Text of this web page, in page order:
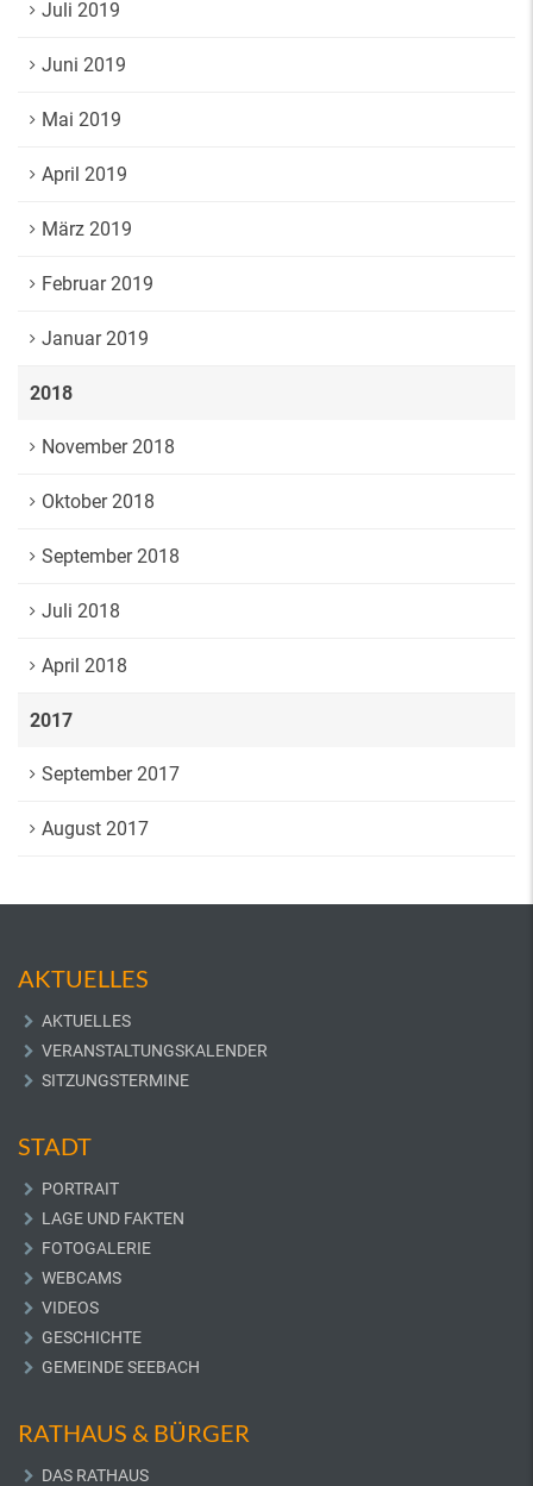
Juli 2019
Juni 2019
Mai 2019
April 2019
März 2019
Februar 2019
Januar 2019
2018
November 2018
Oktober 2018
September 2018
Juli 2018
April 2018
2017
September 2017
August 2017
AKTUELLES
AKTUELLES
VERANSTALTUNGSKALENDER
SITZUNGSTERMINE
STADT
PORTRAIT
LAGE UND FAKTEN
FOTOGALERIE
WEBCAMS
VIDEOS
GESCHICHTE
GEMEINDE SEEBACH
RATHAUS & BÜRGER
DAS RATHAUS